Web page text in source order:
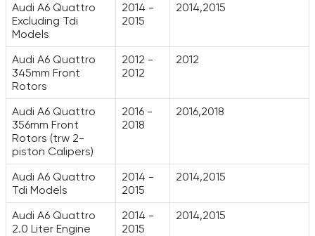
Audi A6 Quattro
Excluding Tdi
Models
2014 -
2015
2014,2015
Audi A6 Quattro
345mm Front
Rotors
2012 -
2012
2012
Audi A6 Quattro
356mm Front
Rotors (trw 2-
piston Calipers)
2016 -
2018
2016,2018
Audi A6 Quattro
Tdi Models
2014 -
2015
2014,2015
Audi A6 Quattro
2.0 Liter Engine
2014 -
2015
2014,2015